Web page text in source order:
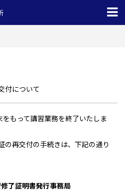
付について
もって講習業務を終了いたしま
の再交付の手続きは、下記の通り
了証明書発行事務局